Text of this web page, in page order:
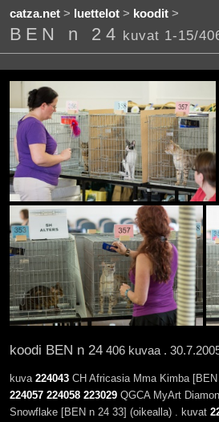
catza.net> luettelot> koodit>
BEN n 24 kuvat 1-15/
koodi BEN n 24406 kuvaa .
kuva 224043CH Africasia Mma Kimba
224057 224058 223029QGCA MyArt
Snowflake [BEN n 24 33] (oikealla) . kuvat